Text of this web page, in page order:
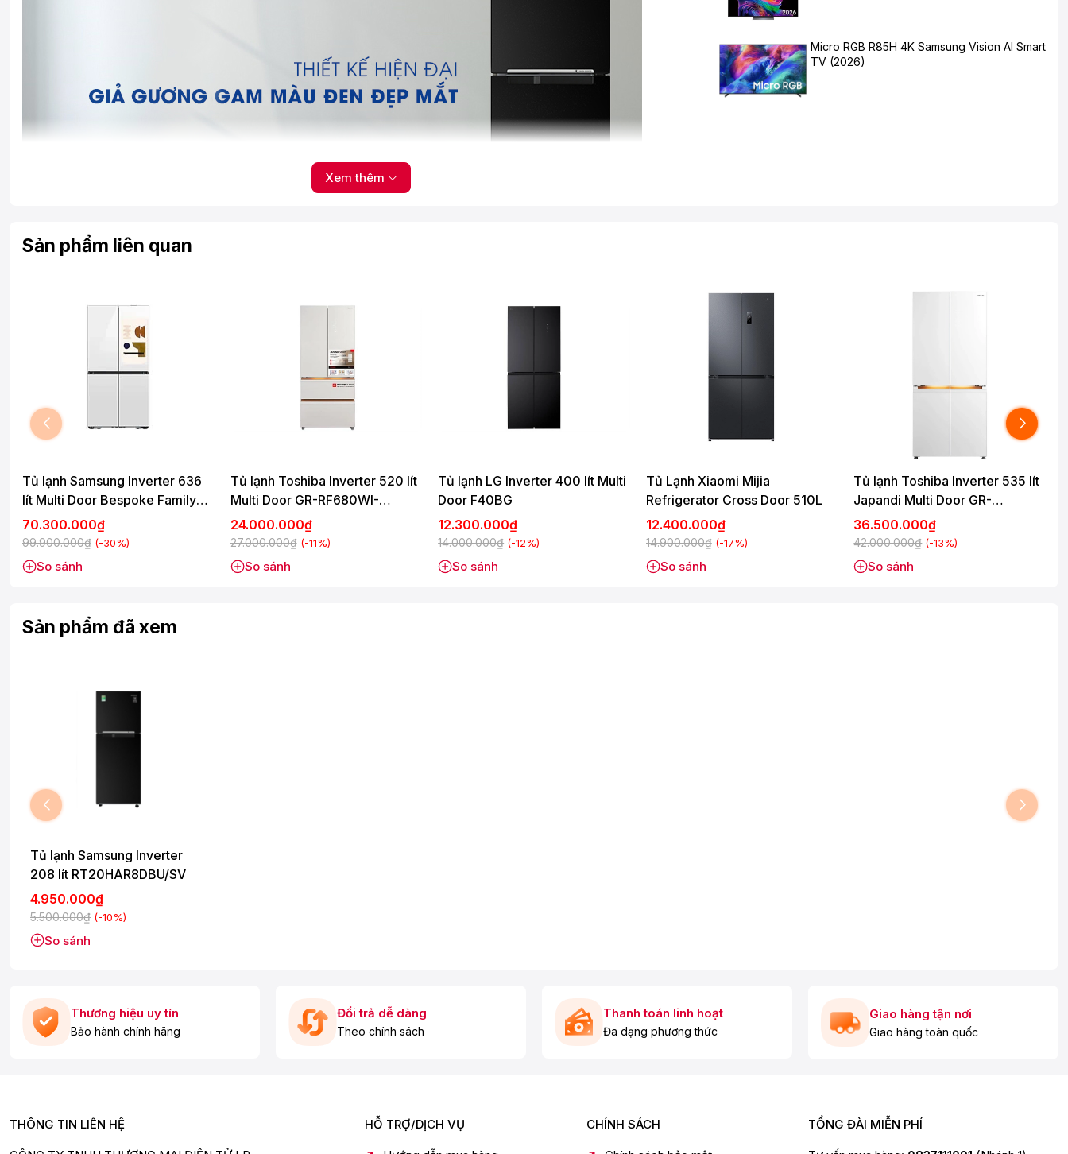
hôi khó chịu, các nấm mốc và vi khuẩn phát sinh bên trong tủ, để không khí trong tủ lạnh luôn tươi mát và thực phẩm trọn vị
Thực phẩm vẫn được giữ đông lạnh ngay cả lúc không có điện với ngăn Cool Pack duy trì độ lạnh khi
được đông lạnh, không bị hư hỏng hay bị tan chảy. Đây là công nghệ độc quyền chỉ có trên tủ lạnh Samsung.
Xem thêm
Micro RGB R85H 4K Samsung Vision AI Smart
TV (2026)
Sản phẩm liên quan
Tủ lạnh Samsung Inverter 636
lít Multi Door Bespoke Family
Hub RF65DB990012SV
70.300.000₫
99.900.000₫ (-30%)
So sánh
Tủ lạnh Toshiba Inverter 520 lít
Multi Door GR-RF680WI-
PGV(D4)
24.000.000₫
27.000.000₫ (-11%)
So sánh
Tủ lạnh LG Inverter 400 lít Multi
Door F40BG
12.300.000₫
14.000.000₫ (-12%)
So sánh
Tủ Lạnh Xiaomi Mijia
Refrigerator Cross Door 510L
12.400.000₫
14.900.000₫ (-17%)
So sánh
Tủ lạnh Toshiba Inverter 535 lít
Japandi Multi Door GR-
RF695WI-PGV(67)
36.500.000₫
42.000.000₫ (-13%)
So sánh
Sản phẩm đã xem
Tủ lạnh Samsung Inverter
208 lít RT20HAR8DBU/SV
4.950.000₫
5.500.000₫ (-10%)
So sánh
Thương hiệu uy tín
Bảo hành chính hãng
Đổi trả dễ dàng
Theo chính sách
Thanh toán linh hoạt
Đa dạng phương thức
Giao hàng tận nơi
Giao hàng toàn quốc
THÔNG TIN LIÊN HỆ HỖ TRỢ/DỊCH VỤ CHÍNH SÁCH TỔNG ĐÀI MIỄN PHÍ